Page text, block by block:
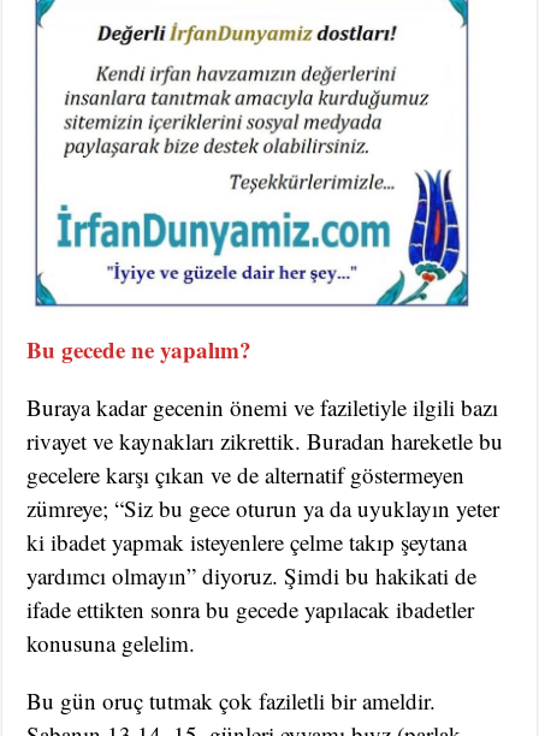
Bu gecede ne yapalım?
Buraya kadar gecenin önemi ve faziletiyle ilgili bazı
rivayet ve kaynakları zikrettik. Buradan hareketle bu
gecelere karşı çıkan ve de alternatif göstermeyen
zümreye; “Siz bu gece oturun ya da uyuklayın yeter
ki ibadet yapmak isteyenlere çelme takıp şeytana
yardımcı olmayın” diyoruz. Şimdi bu hakikati de
ifade ettikten sonra bu gecede yapılacak ibadetler
konusuna gelelim.
Bu gün oruç tutmak çok faziletli bir ameldir.